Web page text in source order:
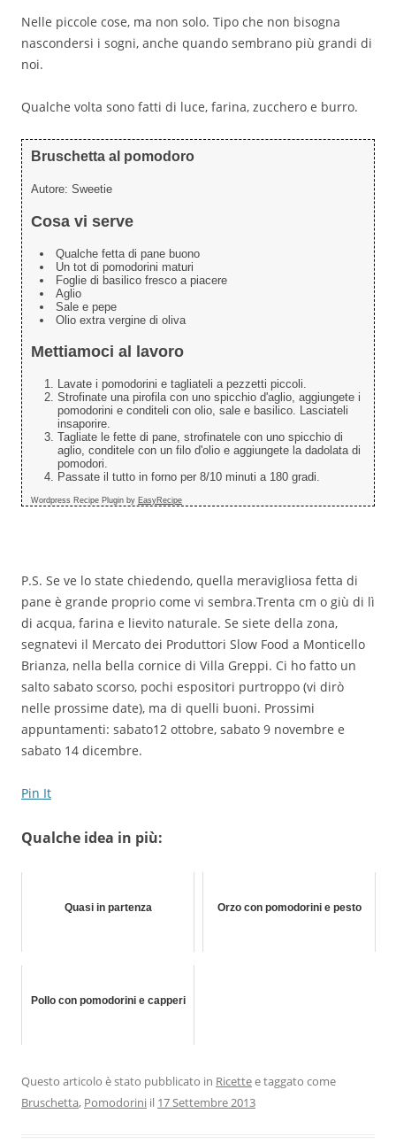
Nelle piccole cose, ma non solo. Tipo che non bisogna
nascondersi i sogni, anche quando sembrano più grandi di
noi.
Qualche volta sono fatti di luce, farina, zucchero e burro.
Bruschetta al pomodoro
Autore: Sweetie
Cosa vi serve
Qualche fetta di pane buono
Un tot di pomodorini maturi
Foglie di basilico fresco a piacere
Aglio
Sale e pepe
Olio extra vergine di oliva
Mettiamoci al lavoro
Lavate i pomodorini e tagliateli a pezzetti piccoli.
Strofinate una pirofila con uno spicchio d'aglio, aggiungete i
pomodorini e conditeli con olio, sale e basilico. Lasciateli
insaporire.
Tagliate le fette di pane, strofinatele con uno spicchio di
aglio, conditele con un filo d'olio e aggiungete la dadolata di
pomodori.
Passate il tutto in forno per 8/10 minuti a 180 gradi.
Wordpress Recipe Plugin by EasyRecipe
P.S. Se ve lo state chiedendo, quella meravigliosa fetta di
pane è grande proprio come vi sembra.Trenta cm o giù di lì
di acqua, farina e lievito naturale. Se siete della zona,
segnatevi il Mercato dei Produttori Slow Food a Monticello
Brianza, nella bella cornice di Villa Greppi. Ci ho fatto un
salto sabato scorso, pochi espositori purtroppo (vi dirò
nelle prossime date), ma di quelli buoni. Prossimi
appuntamenti: sabato12 ottobre, sabato 9 novembre e
sabato 14 dicembre.
Pin It
Qualche idea in più:
Quasi in partenza Orzo con pomodorini e pesto
Pollo con pomodorini e capperi
Questo articolo è stato pubblicato in Ricettee taggato come
Bruschetta, Pomodorini il 17 Settembre 2013